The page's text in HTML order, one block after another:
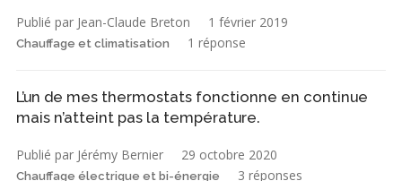
Publié par Jean-Claude Breton 1 février 2019
Chauffage et climatisation 1 réponse
L’un de mes thermostats fonctionne en continue
mais n’atteint pas la température.
Publié par Jérémy Bernier 29 octobre 2020
Chauffage électrique et bi-énergie 3 réponses